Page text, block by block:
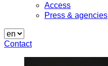
Access
Press & agencies
Contact